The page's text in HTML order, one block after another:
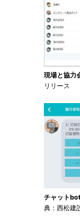
現場と協力
リリース
チャット
典：西松建